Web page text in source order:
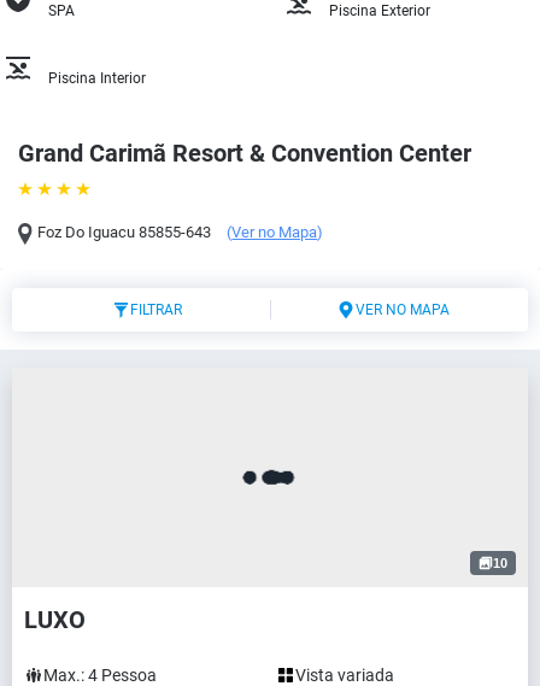
Grand Carimã Resort & Convention Center
Foz Do Iguacu 85855-643 (Ver no Mapa)
SPA Piscina Exterior
Piscina Interior
FILTRAR VER NO MAPA
10
LUXO
Max.:4 Pessoa
Vista variada